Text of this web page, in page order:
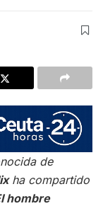
de
ha compartido
hombre